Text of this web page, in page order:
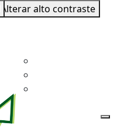
Alterar alto contraste